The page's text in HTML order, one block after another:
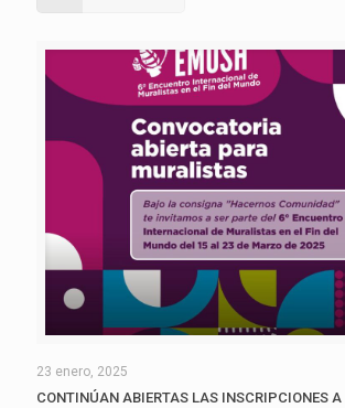
23 enero, 2025
CONTINÚAN ABIERTAS LAS INSCRIPCIONES A